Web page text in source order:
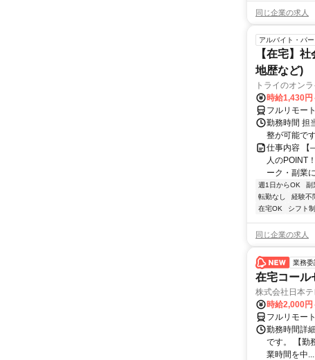
同じ企業の求人
アルバイト・パー
【在宅】
地歴など)
トライのオン
時給1,430円
フルリモート
勤務時間 担
整が可能です
仕事内容
人のPOINT
ーク・副業
週1日からOK 副
転勤なし
経験不
在宅OK
シフト制
同じ企業の求人
業務委
在宅コール
株式会社日本
時給2,000円
フルリモート
勤務時間詳
です。 【勤
業時間を中...